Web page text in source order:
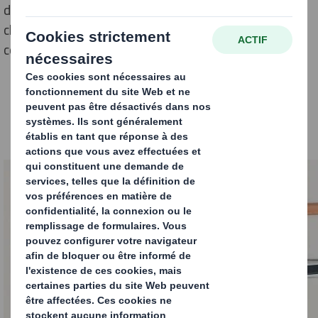
de différenciation. Avantages, tendances et étapes
clés, nous vous expliquons dans cet article comment
concevoir un packaging innovant pour vous démarquer.